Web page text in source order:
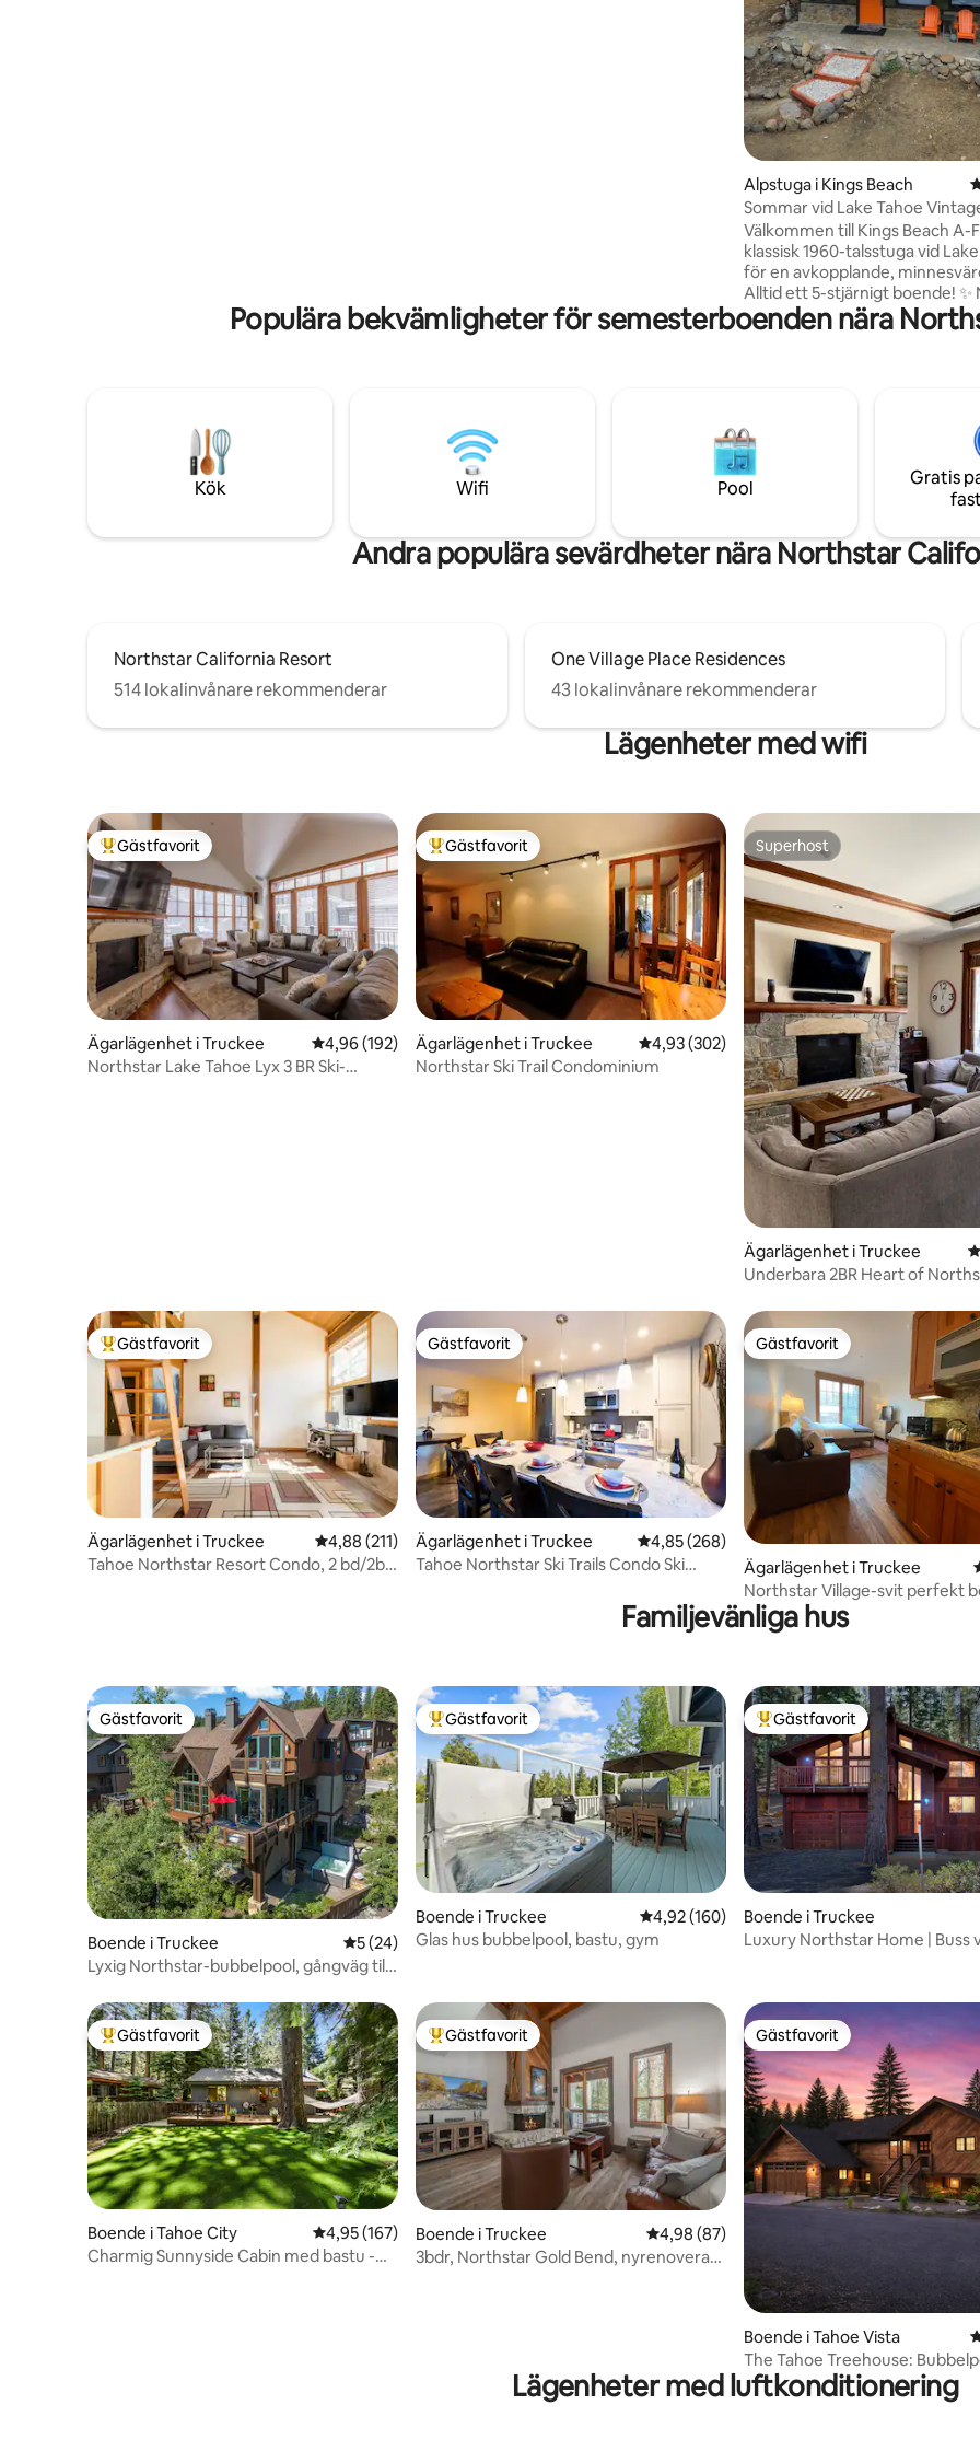
Alpstuga i Kings Beach
Sommar vid Lake Tahoe
A-ram
Välkommen till Kings Beach A-
klassisk 1960-talsstuga vid
för en avkopplande,
Alltid ett 5-stjärnigt boende! ✨
sjön och skidorterna! ✨ Rymmer upp till 4
vuxna och 4 barn ✨ 2 fullt
Snabbt WiFi (600 Mbps) ✨
inspirerat av camping ✨
Tvättmaskin/torktumlare ✨
område/bakgård mot skogen
Populära bekvämligheter för semesterboenden nära
Kök Wifi Pool
Gratis
Andra populära sevärdheter nära Northstar
Northstar California Resort
514 lokalinvånare rekommenderar
One Village Place Residences
43 lokalinvånare rekommenderar
Lägenheter med wifi
Populär gästfavorit
Gästfavorit
Ägarlägenhet i Truckee 4,96 av 5 i genomsnittligt betyg, 192 omdömen
4,96 (192)
Northstar Lake Tahoe Lyx 3 BR Ski-
Populär gästfavorit
Gästfavorit
Ägarlägenhet i Truckee 4,93 av 5 i genomsnittligt betyg, 302
4,93 (302)
Northstar Ski Trail Condominium
Superhost
Superhost
Ägarlägenhet i Truckee
Underbara 2BR Heart of
Populär gästfavorit
Gästfavorit
Ägarlägenhet i Truckee 4,88 av 5 i genomsnittligt betyg, 211 omdömen
4,88 (211)
Tahoe Northstar Resort Condo, 2 bd/2br
Gästfavorit
Gästfavorit
Ägarlägenhet i Truckee 4,85 av 5 i genomsnittligt betyg, 268
4,85 (268)
Tahoe Northstar Ski Trails Condo Ski
Gästfavorit
Gästfavorit
Ägarlägenhet i Truckee
Northstar Village-svit perfekt
Tahoe
Familjevänliga hus
Gästfavorit
Gästfavorit
Boende i Truckee 5 av 5 i genomsnittligt betyg, 24 omdömen
5 (24)
Lyxig Northstar-bubbelpool, gångväg till
Populär gästfavorit
Gästfavorit
Boende i Truckee 4,92 av 5 i genomsnittligt betyg, 160
4,92 (160)
Glas hus bubbelpool, bastu, gym
Populär gästfavorit
Gästfavorit
Boende i Truckee
Luxury Northstar Home | Buss
Populär gästfavorit
Gästfavorit
Boende i Tahoe City 4,95 av 5 i genomsnittligt betyg, 167 omdömen
4,95 (167)
Charmig Sunnyside Cabin med bastu -
Populär gästfavorit
Gästfavorit
Boende i Truckee 4,98 av 5 i genomsnittligt betyg, 87
4,98 (87)
3bdr, Northstar Gold Bend, nyrenoverad
Gästfavorit
Gästfavorit
Boende i Tahoe Vista
The Tahoe Treehouse:
exklusivt, utsikt
Lägenheter med luftkonditionering